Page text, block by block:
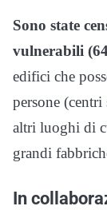
Sono state
vulnerabili
edifici che
persone
altri luoghi di
grandi
In